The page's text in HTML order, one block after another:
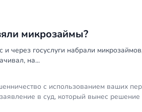
микрозаймы?
через госуслуги набрали
на...
с использованием ваших
в суд, который вынес